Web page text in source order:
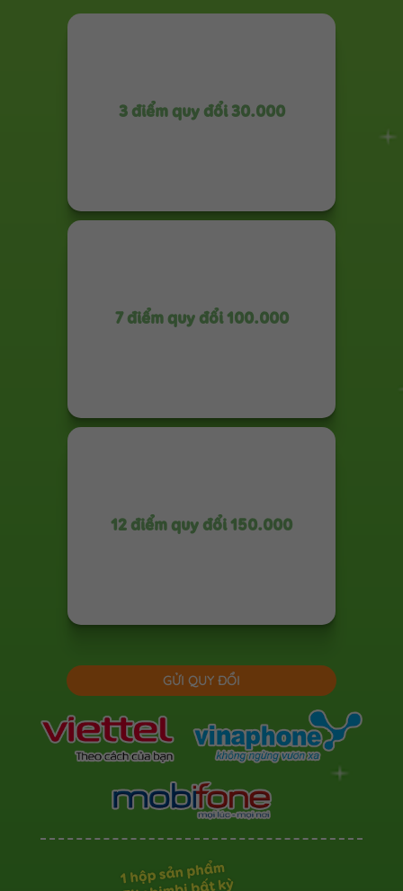
3 điểm quy đổi 30.000
7 điểm quy đổi 100.000
12 điểm quy đổi 150.000
GỬI QUY ĐỔI